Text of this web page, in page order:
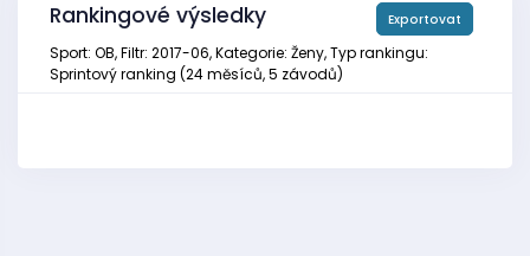
Rankingové výsledky Exportovat
Sport: OB, Filtr: 2017-06, Kategorie: Ženy, Typ rankingu:
Sprintový ranking (24 měsíců, 5 závodů)